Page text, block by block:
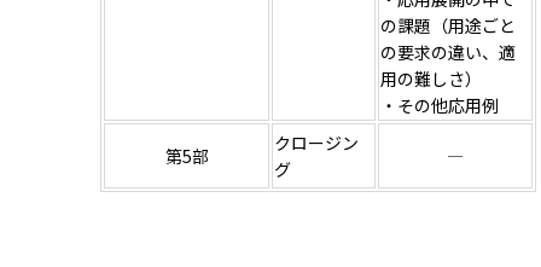
の課題（用途ごと
の要求の違い、適
用の難しさ）
・その他応用例
第5部
クロージン
グ
―